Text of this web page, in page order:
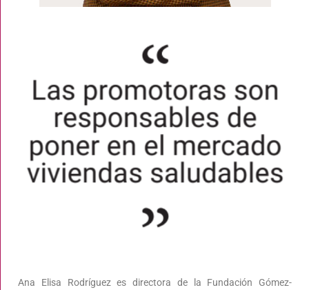
Ana Elisa Rodríguez es directora de la Fundación Gómez-